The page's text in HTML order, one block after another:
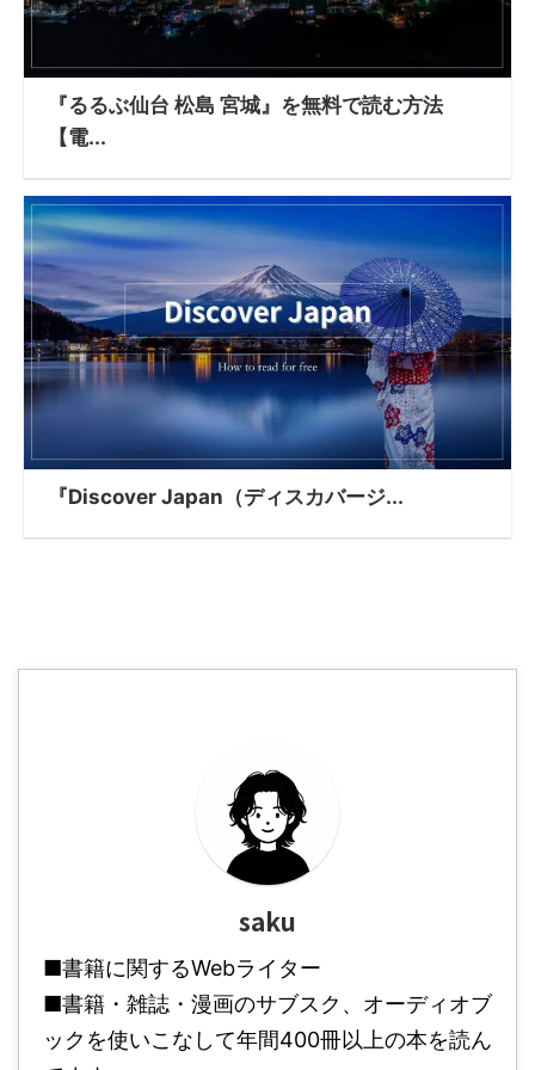
『るるぶ仙台 松島 宮城』を無料で読む方法
【電...
『Discover Japan（ディスカバージ...
saku
■書籍に関するWebライター
■書籍・雑誌・漫画のサブスク、オーディオブ
ックを使いこなして年間400冊以上の本を読ん